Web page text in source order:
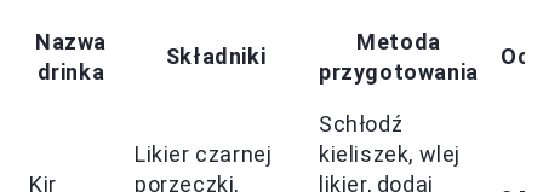
Nazwa
drinka
Składniki
Metoda
przygotowania
Kir
Likier czarnej
porzeczki,
Schłodź
kieliszek, wlej
likier, dodaj